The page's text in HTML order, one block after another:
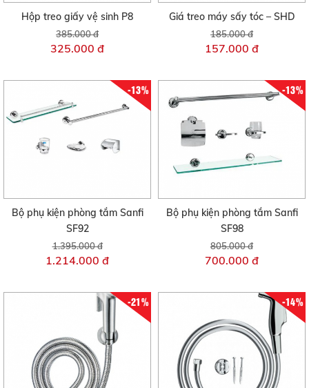
Hộp treo giấy vệ sinh P8
385.000 đ
325.000 đ
Giá treo máy sấy tóc – SHD
185.000 đ
157.000 đ
-13%
Bộ phụ kiện phòng tắm Sanfi
SF92
1.395.000 đ
1.214.000 đ
-13%
Bộ phụ kiện phòng tắm Sanfi
SF98
805.000 đ
700.000 đ
-21% -14%